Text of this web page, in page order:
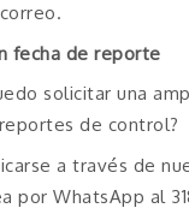
fecha de reporte
solicitar una
de control?
a través de
por WhatsApp al